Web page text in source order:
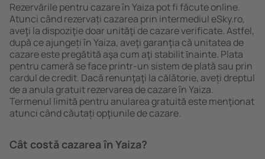
Rezervările pentru cazare în Yaiza pot fi făcute online.
Atunci când rezervați cazarea prin intermediul eSky.ro,
aveţi la dispoziţie doar unităţi de cazare verificate. Astfel,
după ce ajungeți în Yaiza, aveţi garanţia că unitatea de
cazare este pregătită aşa cum aţi stabilit ȋnainte. Plata
pentru cameră se face printr-un sistem de plată sau prin
cardul de credit. Dacă renunţaţi la călătorie, aveți dreptul
de a anula gratuit rezervarea de cazare în Yaiza.
Termenul limită pentru anularea gratuită este menţionat
atunci când căutați opţiunile de cazare.
Cât costă cazarea în Yaiza?